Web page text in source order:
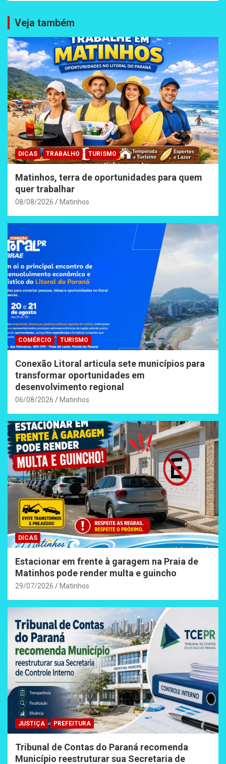
Veja também
DICAS TRABALHO TURISMO
Matinhos, terra de oportunidades para quem
quer trabalhar
08/08/2026 Matinhos
COMÉRCIO TURISMO
Conexão Litoral articula sete municípios para
transformar oportunidades em
desenvolvimento regional
06/08/2026 Matinhos
DICAS
Estacionar em frente à garagem na Praia de
Matinhos pode render multa e guincho
29/07/2026 Matinhos
JUSTIÇA PREFEITURA
Tribunal de Contas do Paraná recomenda
Município reestruturar sua Secretaria de